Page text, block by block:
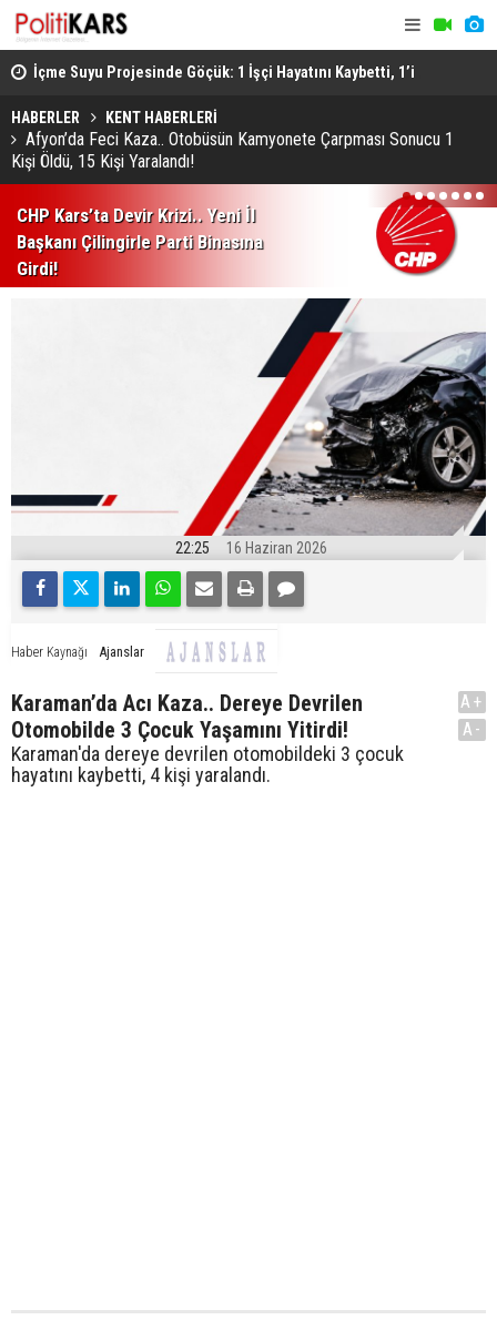
İçme Suyu Projesinde Göçük: 1 İşçi Hayatını Kaybetti, 1’i
Ağır Yaralı
HABERLER KENT HABERLERİ
Afyon’da Feci Kaza.. Otobüsün Kamyonete Çarpması Sonucu 1
Kişi Öldü, 15 Kişi Yaralandı!
CHP Kars’ta Devir Krizi.. Yeni İl
Başkanı Çilingirle Parti Binasına
Girdi!
1 2 3 4 5 6 7
22:25 16 Haziran 2026
Haber Kaynağı Ajanslar
Karaman’da Acı Kaza.. Dereye Devrilen
Otomobilde 3 Çocuk Yaşamını Yitirdi!
Karaman'da dereye devrilen otomobildeki 3 çocuk
hayatını kaybetti, 4 kişi yaralandı.
A+
A-